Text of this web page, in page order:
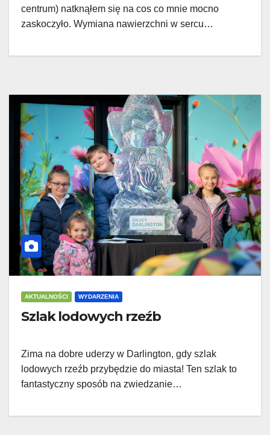
centrum) natknąłem się na cos co mnie mocno
zaskoczyło. Wymiana nawierzchni w sercu…
AKTUALNOŚCI WYDARZENIA
Szlak lodowych rzeźb
Zima na dobre uderzy w Darlington, gdy szlak
lodowych rzeźb przybędzie do miasta! Ten szlak to
fantastyczny sposób na zwiedzanie…